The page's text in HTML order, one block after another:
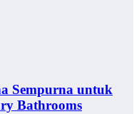
Sempurna untuk
Bathrooms